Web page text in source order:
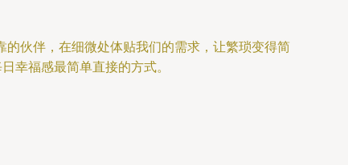
伙伴，在细微处体贴我们的需求，让繁琐变得简
幸福感最简单直接的方式。